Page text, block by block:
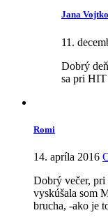
Jana
11.
Dobrý
sa pri HIT
Romi
14. apríla 2016
Dobrý večer,
vyskúšala som
brucha, -ako je